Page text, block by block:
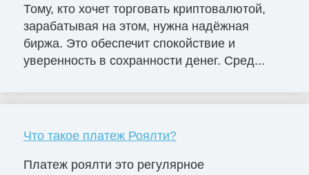
Тому, кто хочет торговать криптовалютой,
зарабатывая на этом, нужна надёжная
биржа. Это обеспечит спокойствие и
уверенность в сохранности денег. Сред...
Что такое платеж Роялти?
Платеж роялти это регулярное